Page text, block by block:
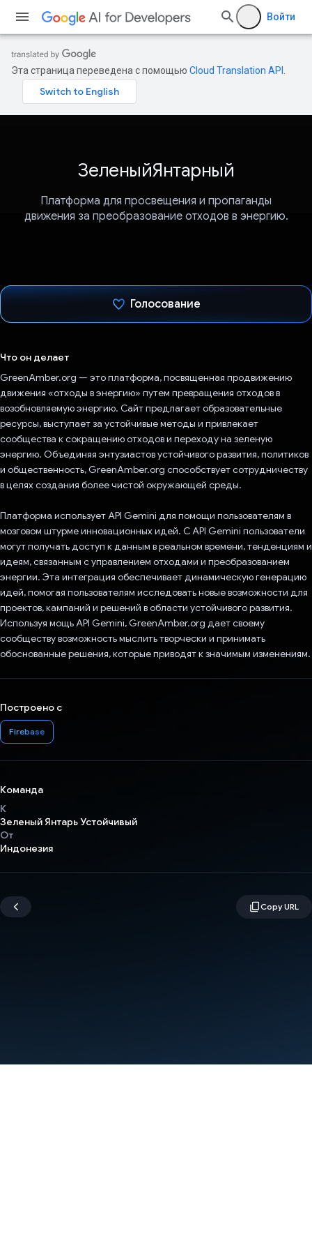
Войти
Эта страница переведена с помощью Cloud Translation API
ЗеленыйЯнтарный
Платформа для просвещения и пропаганды
движения за преобразование отходов в энергию.
Голосование
Что он делает
GreenAmber.org — это платформа, посвященная продвижению
движения «отходы в энергию» путем превращения отходов в
возобновляемую энергию. Сайт предлагает образовательные
ресурсы, выступает за устойчивые методы и привлекает
сообщества к сокращению отходов и переходу на зеленую
энергию. Объединяя энтузиастов устойчивого развития, политиков
и общественность, GreenAmber.org способствует сотрудничеству
в целях создания более чистой окружающей среды.
Платформа использует API Gemini для помощи пользователям в
мозговом штурме инновационных идей. С API Gemini пользователи
могут получать доступ к данным в реальном времени, тенденциям и
идеям, связанным с управлением отходами и преобразованием
энергии. Эта интеграция обеспечивает динамическую генерацию
идей, помогая пользователям исследовать новые возможности для
проектов, кампаний и решений в области устойчивого развития.
Используя мощь API Gemini, GreenAmber.org дает своему
сообществу возможность мыслить творчески и принимать
обоснованные решения, которые приводят к значимым изменениям.
Построено с
Firebase
Команда
К
Зеленый Янтарь Устойчивый
От
Индонезия